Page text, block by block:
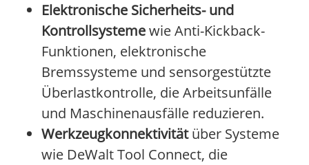
Elektronische Sicherheits- und
Kontrollsystemewie Anti-Kickback-
Funktionen, elektronische
Bremssysteme und sensorgestützte
Überlastkontrolle, die Arbeitsunfälle
und Maschinenausfälle reduzieren.
Werkzeugkonnektivitätüber Systeme
wie DeWalt Tool Connect, die